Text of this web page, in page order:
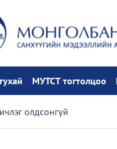
МУТСТ тогтолцоо
олдсонгүй